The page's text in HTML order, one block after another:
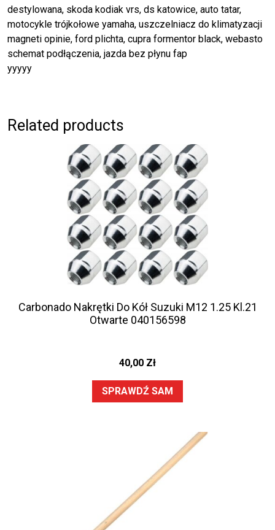
destylowana, skoda kodiak vrs, ds katowice, auto tatar,
motocykle trójkołowe yamaha, uszczelniacz do klimatyzacji
magneti opinie, ford plichta, cupra formentor black, webasto
schemat podłączenia, jazda bez płynu fap
yyyyy
Related products
Carbonado Nakrętki Do Kół Suzuki M12 1.25 Kl.21
Otwarte 040156598
40,00 Zł
SPRAWDŹ SAM